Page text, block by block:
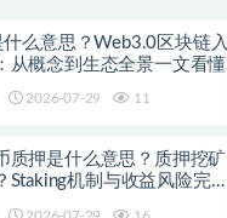
么意思？Web3.0区块链入
从概念到生态全景一文看懂
2026-07-29 11
质押是什么意思？质押挖矿
Staking机制与收益风险完整